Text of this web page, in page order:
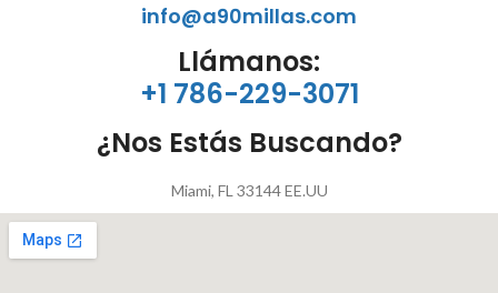
info@a90millas.com
Llámanos:
+1 786-229-3071
¿Nos Estás Buscando?
Miami, FL 33144 EE.UU